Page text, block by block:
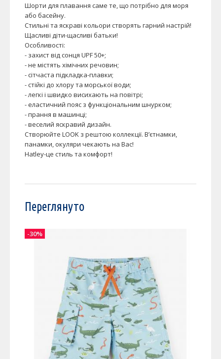
Шорти для плавання саме те, що потрібно для моря
або басейну.
Стильні та яскраві кольори створять гарний настрій!
Щасливі діти-щасливі батьки!
Особливості:
- захист від сонця UPF 50+;
- не містять хімічних речовин;
- сітчаста підкладка-плавки;
- стійкі до хлору та морської води;
- легкі і швидко висихають на повітрі;
- еластичний пояс з функціональним шнурком;
- прання в машинці;
- веселий яскравий дизайн.
Створюйте LOOK з рештою коллекції. В’єтнамки,
панамки, окуляри чекають на Вас!
Hatley-це стиль та комфорт!
Переглянуто
-30%